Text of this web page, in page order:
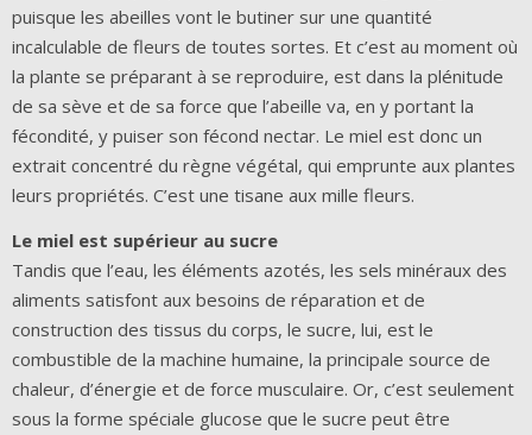
puisque les abeilles vont le butiner sur une quantité
incalculable de fleurs de toutes sortes. Et c’est au moment où
la plante se préparant à se reproduire, est dans la plénitude
de sa sève et de sa force que l’abeille va, en y portant la
fécondité, y puiser son fécond nectar. Le miel est donc un
extrait concentré du règne végétal, qui emprunte aux plantes
leurs propriétés. C’est une tisane aux mille fleurs.
Le miel est supérieur au sucre
Tandis que l’eau, les éléments azotés, les sels minéraux des
aliments satisfont aux besoins de réparation et de
construction des tissus du corps, le sucre, lui, est le
combustible de la machine humaine, la principale source de
chaleur, d’énergie et de force musculaire. Or, c’est seulement
sous la forme spéciale glucose que le sucre peut être